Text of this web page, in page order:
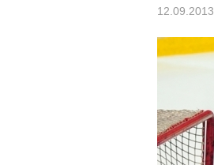
12.09.2013